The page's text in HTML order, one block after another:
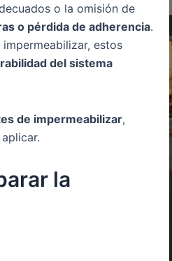
o la omisión de
o pérdida de adherencia.
estos
del sistema
de impermeabilizar,
la